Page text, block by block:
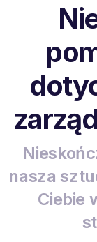
nasza
Ciebie